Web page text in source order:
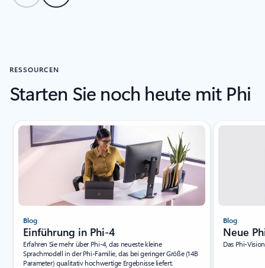
RESSOURCEN
Starten Sie noch heute mit Phi
Folie 1 von 6 wird angezeigt
Blog
Einführung in Phi-4
Erfahren Sie mehr über Phi-4, das neueste kleine
Sprachmodell in der Phi-Familie, das bei geringer Größe (14B
Parameter) qualitativ hochwertige Ergebnisse liefert.
Blog
Neue
Das Phi-